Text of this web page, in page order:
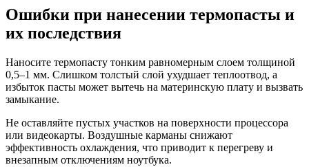
Ошибки при нанесении термопасты и
их последствия
Наносите термопасту тонким равномерным слоем толщиной
0,5–1 мм. Слишком толстый слой ухудшает теплоотвод, а
избыток пасты может вытечь на материнскую плату и вызвать
замыкание.
Не оставляйте пустых участков на поверхности процессора
или видеокарты. Воздушные карманы снижают
эффективность охлаждения, что приводит к перегреву и
внезапным отключениям ноутбука.